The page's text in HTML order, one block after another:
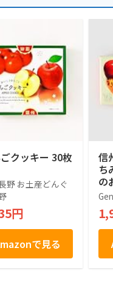
クッキー 30枚
野 お土産どんぐ
円
で見る
信
ち
の
(2